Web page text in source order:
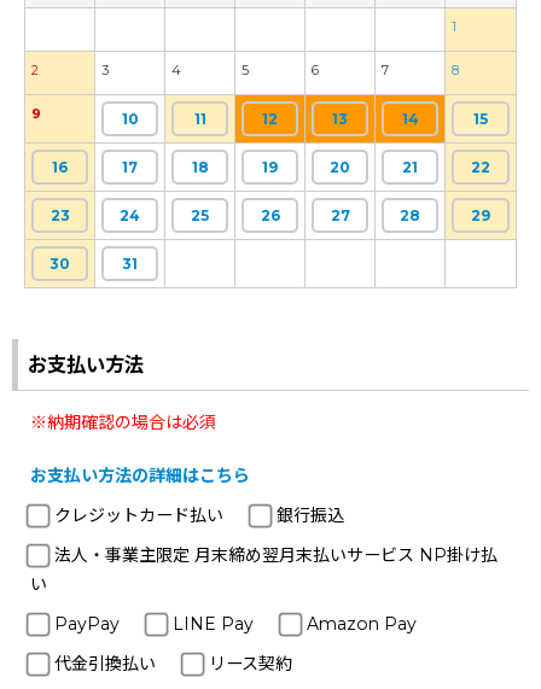
1
2 3 4 5 6 7 8
9 10 11 12 13 14 15
16 17 18 19 20 21 22
23 24 25 26 27 28 29
30 31
お支払い方法
※納期確認の場合は必須
お支払い方法の詳細はこちら
クレジットカード払い
銀行振込
法人・事業主限定 月末締め翌月末払いサービス NP掛け払
い
PayPay
LINE Pay
Amazon Pay
代金引換払い
リース契約